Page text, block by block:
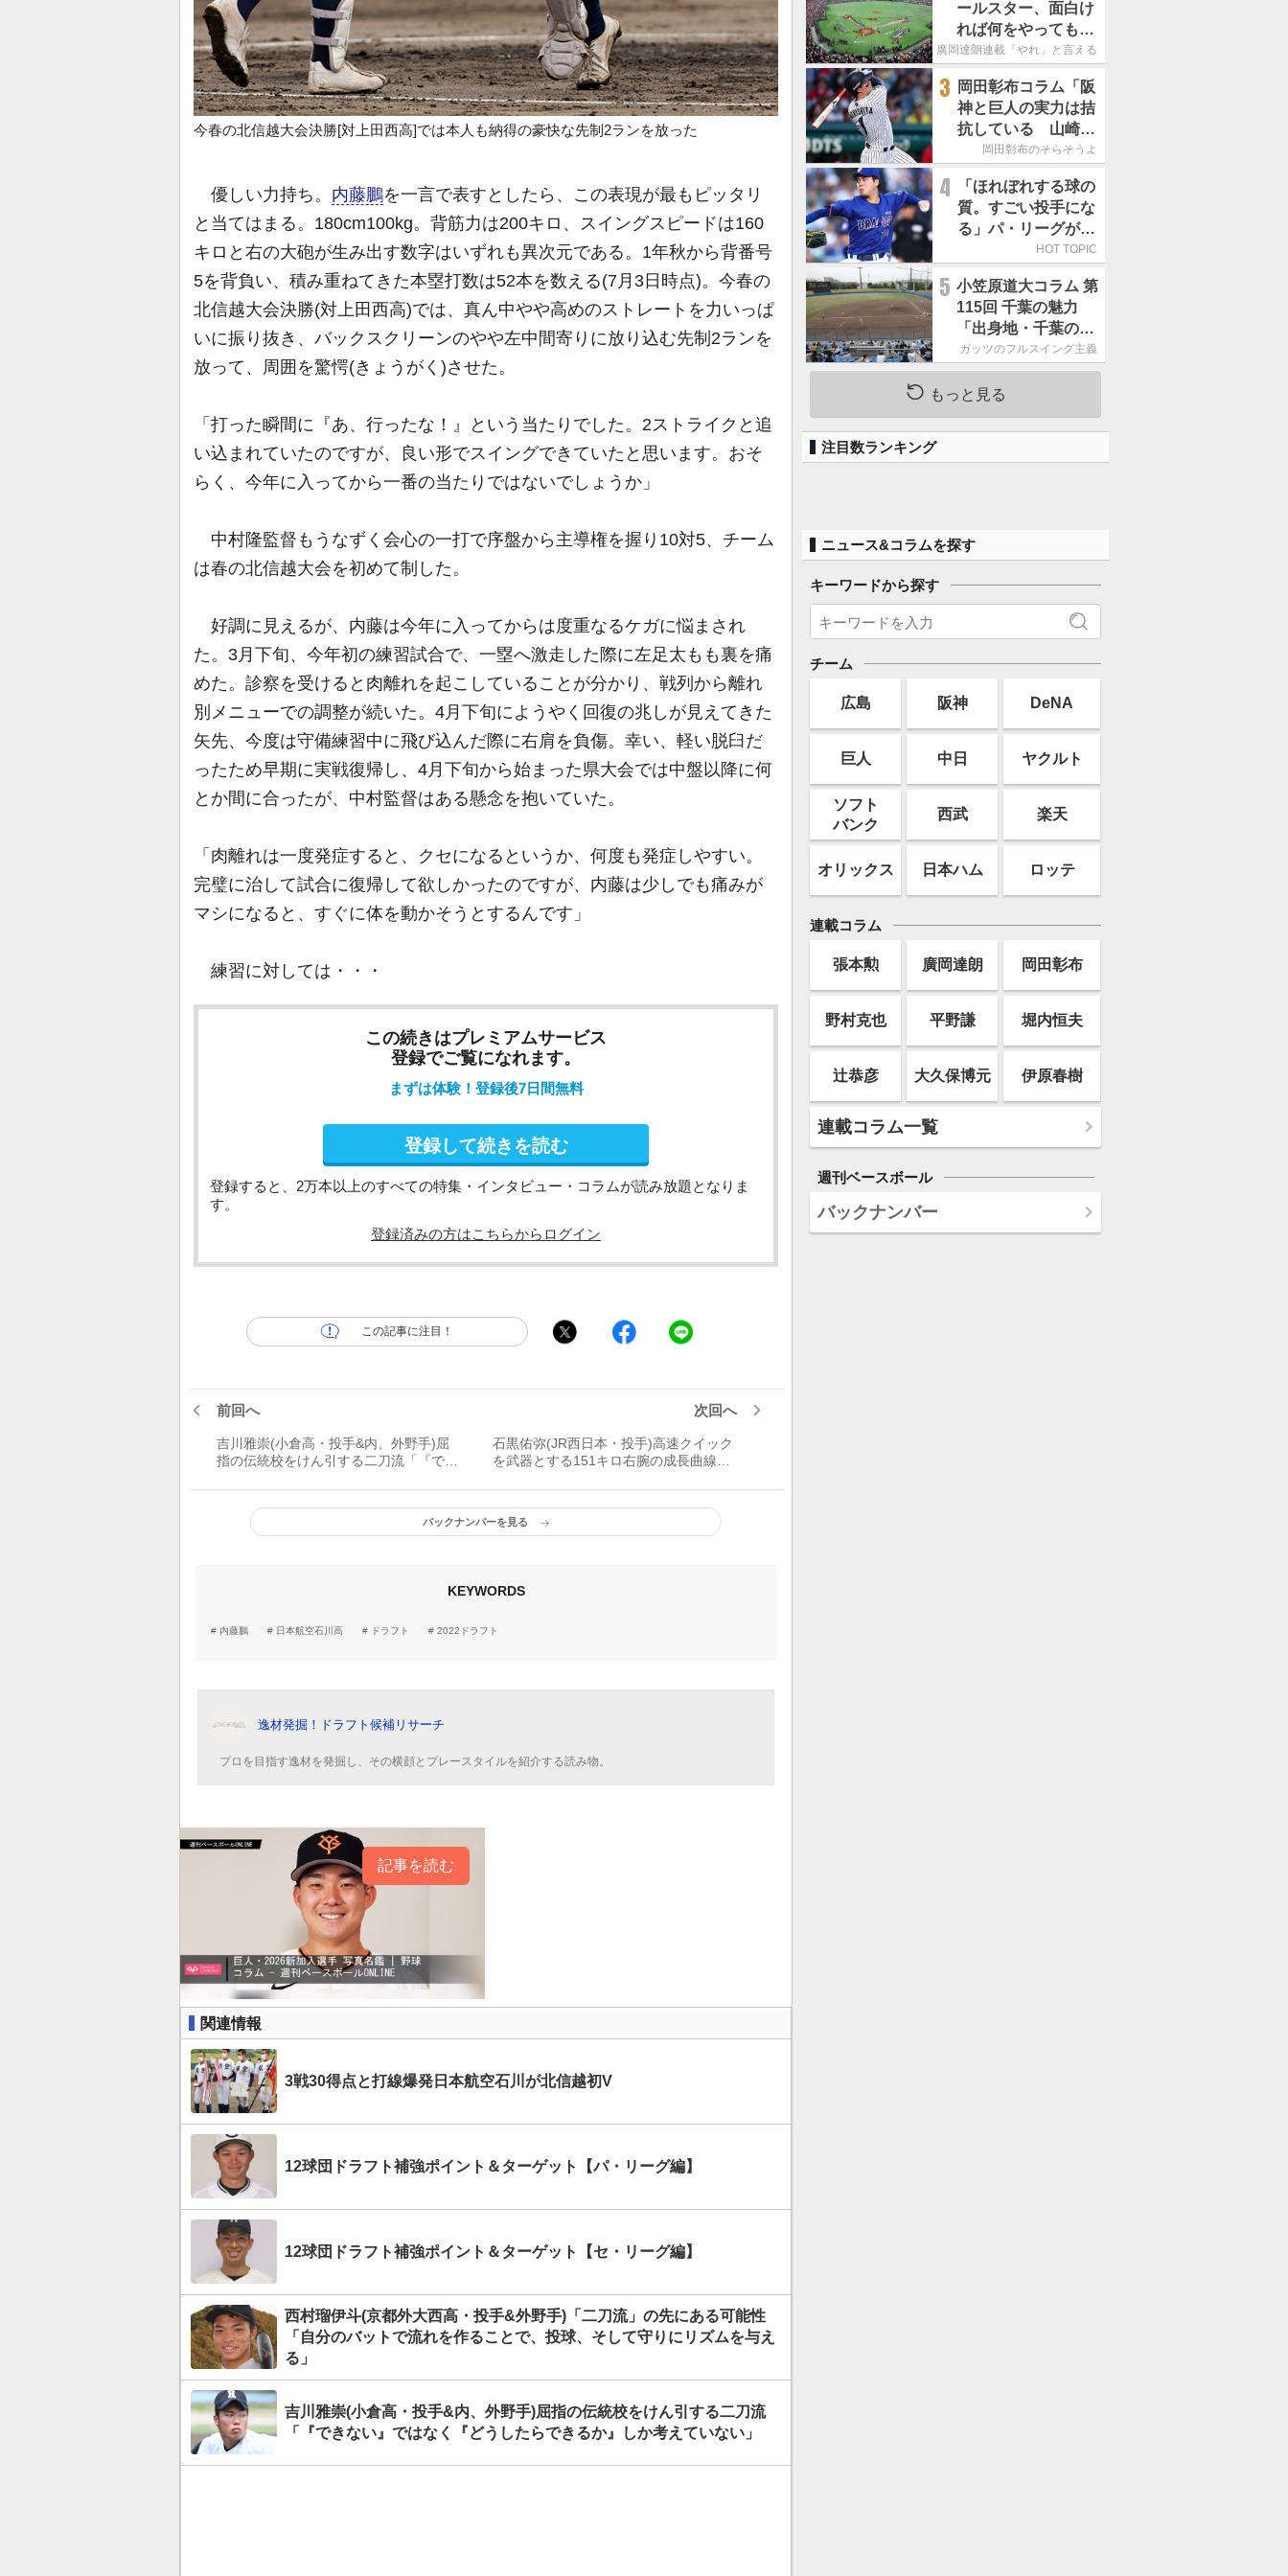
今春の北信越大会決勝[対上田西高]では本人も納得の豪快な先制2ランを放った
優しい力持ち。 内藤鵬を一言で表すとしたら、この表現が最もピッタリ
と当てはまる。180cm100kg。背筋力は200キロ、スイングスピードは160
キロと右の大砲が生み出す数字はいずれも異次元である。1年秋から背番号
5を背負い、積み重ねてきた本塁打数は52本を数える(7月3日時点)。今春の
北信越大会決勝(対上田西高)では、真ん中やや高めのストレートを力いっぱ
いに振り抜き、バックスクリーンのやや左中間寄りに放り込む先制2ランを
放って、周囲を驚愕(きょうがく)させた。
「打った瞬間に『あ、行ったな！』という当たりでした。2ストライクと追
い込まれていたのですが、良い形でスイングできていたと思います。おそ
らく、今年に入ってから一番の当たりではないでしょうか」
中村隆監督もうなずく会心の一打で序盤から主導権を握り10対5、チーム
は春の北信越大会を初めて制した。
好調に見えるが、内藤は今年に入ってからは度重なるケガに悩まされ
た。3月下旬、今年初の練習試合で、一塁へ激走した際に左足太もも裏を痛
めた。診察を受けると肉離れを起こしていることが分かり、戦列から離れ
別メニューでの調整が続いた。4月下旬にようやく回復の兆しが見えてきた
矢先、今度は守備練習中に飛び込んだ際に右肩を負傷。幸い、軽い脱臼だ
ったため早期に実戦復帰し、4月下旬から始まった県大会では中盤以降に何
とか間に合ったが、中村監督はある懸念を抱いていた。
「肉離れは一度発症すると、クセになるというか、何度も発症しやすい。
完璧に治して試合に復帰して欲しかったのですが、内藤は少しでも痛みが
マシになると、すぐに体を動かそうとするんです」
練習に対しては・・・
この続きはプレミアムサービス
登録でご覧になれます。
まずは体験！登録後7日間無料
登録して続きを読む
登録すると、2万本以上のすべての特集・インタビュー・コラムが読み放題となりま
す。
登録済みの方はこちらからログイン
この記事に注目！
前回へ
吉川雅崇(小倉高・投手&内、外野手)屈
指の伝統校をけん引する二刀流「『でき
しか考えていない」
次回へ
石黒佑弥(JR西日本・投手)高速クイック
を武器とする151キロ右腕の成長曲線
が どれだけ通用するか試したい」
バックナンバーを見る
KEYWORDS
内藤鵬 日本航空石川高 ドラフト 2022ドラフト
逸材発掘！ドラフト候補リサーチ
プロを目指す逸材を発掘し、その横顔とプレースタイルを紹介する読み物。
記事を読む
関連情報
3戦30得点と打線爆発日本航空石川が北信越初V
12球団ドラフト補強ポイント＆ターゲット【パ・リーグ編】
12球団ドラフト補強ポイント＆ターゲット【セ・リーグ編】
西村瑠伊斗(京都外大西高・投手&外野手)「二刀流」の先にある可能性
「自分のバットで流れを作ることで、投球、そして守りにリズムを与え
る」
吉川雅崇(小倉高・投手&内、外野手)屈指の伝統校をけん引する二刀流
「『できない』ではなく『どうしたらできるか』しか考えていない」
ールスター、面白け
れば何をやってもい
いという発想は大間
廣岡達朗連載「やれ」と言える信念
3
岡田彰布コラム「阪
神と巨人の実力は拮
抗している 山崎、
小笠原の存在は大き
岡田彰布のそらそうよ
4
「ほれぼれする球の
質。すごい投手にな
る」パ・リーグが驚
いた「中日の左腕」
HOT TOPIC
5 小笠原道大コラム 第
115回 千葉の魅力
「出身地・千葉の話
の続き。昔から野球
熱の高い土地柄で
す」
ガッツのフルスイング主義
もっと見る
注目数ランキング
ニュース&コラムを探す
キーワードから探す
チーム
広島 阪神 DeNA
巨人 中日 ヤクルト
ソフト
バンク
西武 楽天
オリックス 日本ハム ロッテ
連載コラム
張本勲 廣岡達朗 岡田彰布
野村克也 平野謙 堀内恒夫
辻恭彦 大久保博元 伊原春樹
連載コラム一覧
週刊ベースボール
バックナンバー